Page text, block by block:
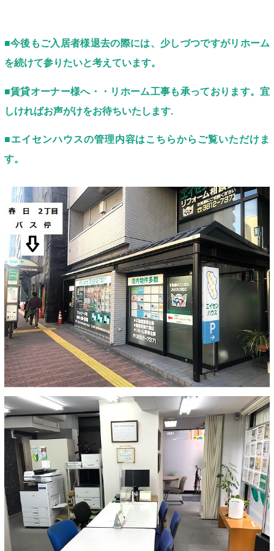
■今後もご入居者様退去の際には、少しづつですがリホーム
を続けて参りたいと考えています。
■賃貸オーナー様へ・・リホーム工事も承っております。宜
しければお声がけをお待ちいたします.
■エイセンハウスの管理内容はこちらからご覧いただけま
す。